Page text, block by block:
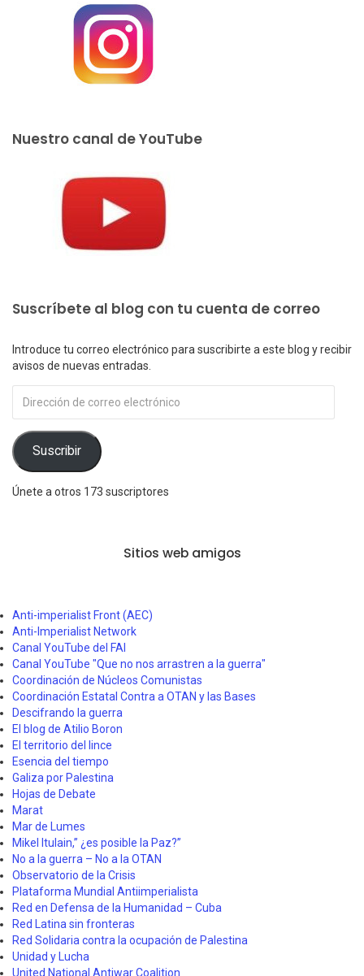
Nuestro canal de YouTube
Suscríbete al blog con tu cuenta de correo
Introduce tu correo electrónico para suscribirte a este blog y recibir
avisos de nuevas entradas.
de
correo
electrónico
Suscribir
Únete a otros 173 suscriptores
Sitios web amigos
Anti-imperialist Front (AEC)
Anti-Imperialist Network
Canal YouTube del FAI
Canal YouTube "Que no nos arrastren a la guerra"
Coordinación de Núcleos Comunistas
Coordinación Estatal Contra a OTAN y las Bases
Descifrando la guerra
El blog de Atilio Boron
El territorio del lince
Esencia del tiempo
Galiza por Palestina
Hojas de Debate
Marat
Mar de Lumes
Mikel Itulain,” ¿es posible la Paz?”
No a la guerra – No a la OTAN
Observatorio de la Crisis
Plataforma Mundial Antiimperialista
Red en Defensa de la Humanidad – Cuba
Red Latina sin fronteras
Red Solidaria contra la ocupación de Palestina
Unidad y Lucha
United National Antiwar Coalition